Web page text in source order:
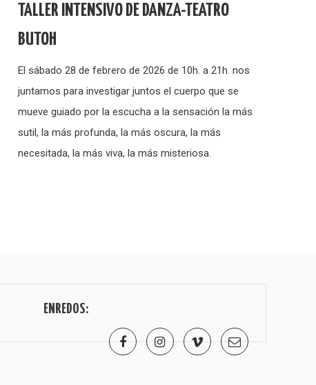
TALLER INTENSIVO DE DANZA-TEATRO
BUTOH
El sábado 28 de febrero de 2026 de 10h. a 21h. nos
juntamos para investigar juntos el cuerpo que se
mueve guiado por la escucha a la sensación la más
sutil, la más profunda, la más oscura, la más
necesitada, la más viva, la más misteriosa.
ENREDOS: